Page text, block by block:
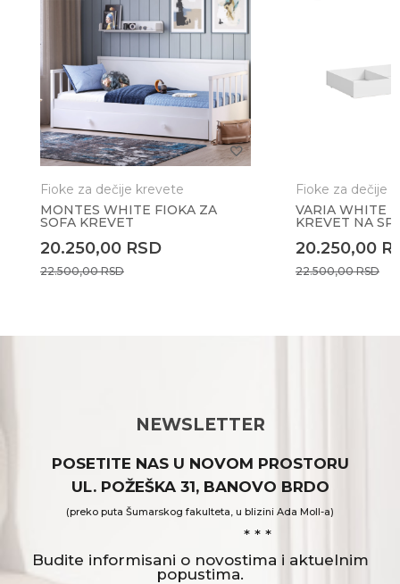
Fioke za dečije krevete
MONTES WHITE FIOKA ZA
SOFA KREVET
20.250,00 RSD
22.500,00RSD
Fioke za dečije
VARIA WHITE
KREVET NA
20.250,00
22.500,00RSD
NEWSLETTER
POSETITE NAS U NOVOM PROSTORU
UL. POŽEŠKA 31, BANOVO BRDO
(preko puta Šumarskog fakulteta, u blizini Ada Moll-a)
* * *
Budite informisani o novostima i aktuelnim
popustima.